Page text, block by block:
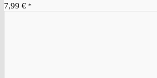
7,99 € *